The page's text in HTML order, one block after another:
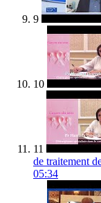
9
10
11
de traitement
05:34